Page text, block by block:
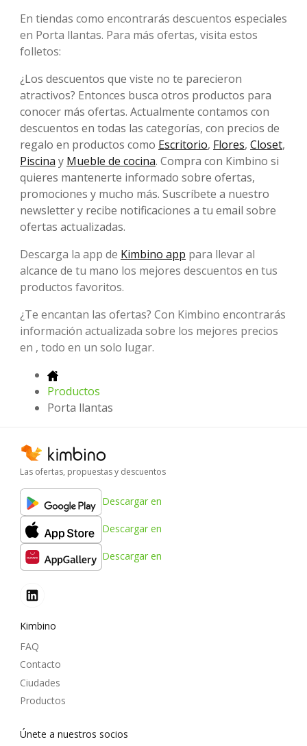
En tiendas como encontrarás descuentos especiales
en Porta llantas. Para más ofertas, visita estos
folletos:
¿Los descuentos que viste no te parecieron
atractivos? Entonces busca otros productos para
conocer más ofertas. Actualmente contamos con
descuentos en todas las categorías, con precios de
regalo en productos como Escritorio, Flores, Closet,
Piscina y Mueble de cocina. Compra con Kimbino si
quieres mantenerte informado sobre ofertas,
promociones y mucho más. Suscríbete a nuestro
newsletter y recibe notificaciones a tu email sobre
ofertas actualizadas.
Descarga la app de Kimbino app para llevar al
alcance de tu mano los mejores descuentos en tus
productos favoritos.
¿Te encantan las ofertas? Con Kimbino encontrarás
información actualizada sobre los mejores precios
en , todo en un solo lugar.
Productos
Porta llantas
Las ofertas, propuestas y descuentos
Descargar en
Descargar en
Descargar en
Kimbino
FAQ
Contacto
Ciudades
Productos
Únete a nuestros socios